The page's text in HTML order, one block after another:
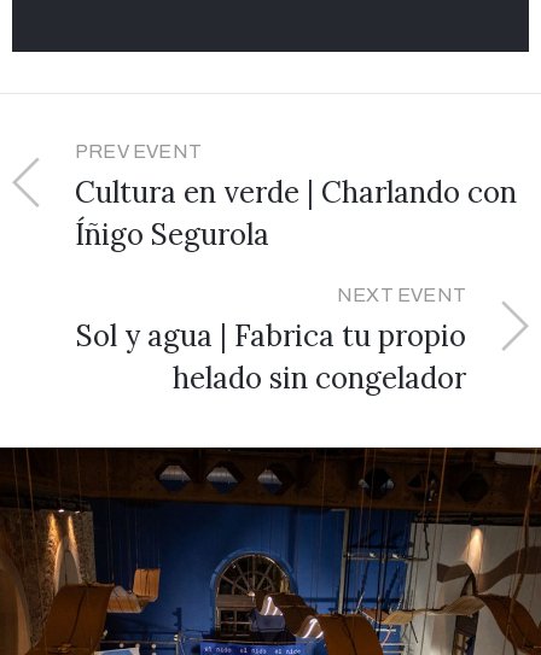
PREV EVENT
Cultura en verde | Charlando con
Íñigo Segurola
NEXT EVENT
Sol y agua | Fabrica tu propio
helado sin congelador